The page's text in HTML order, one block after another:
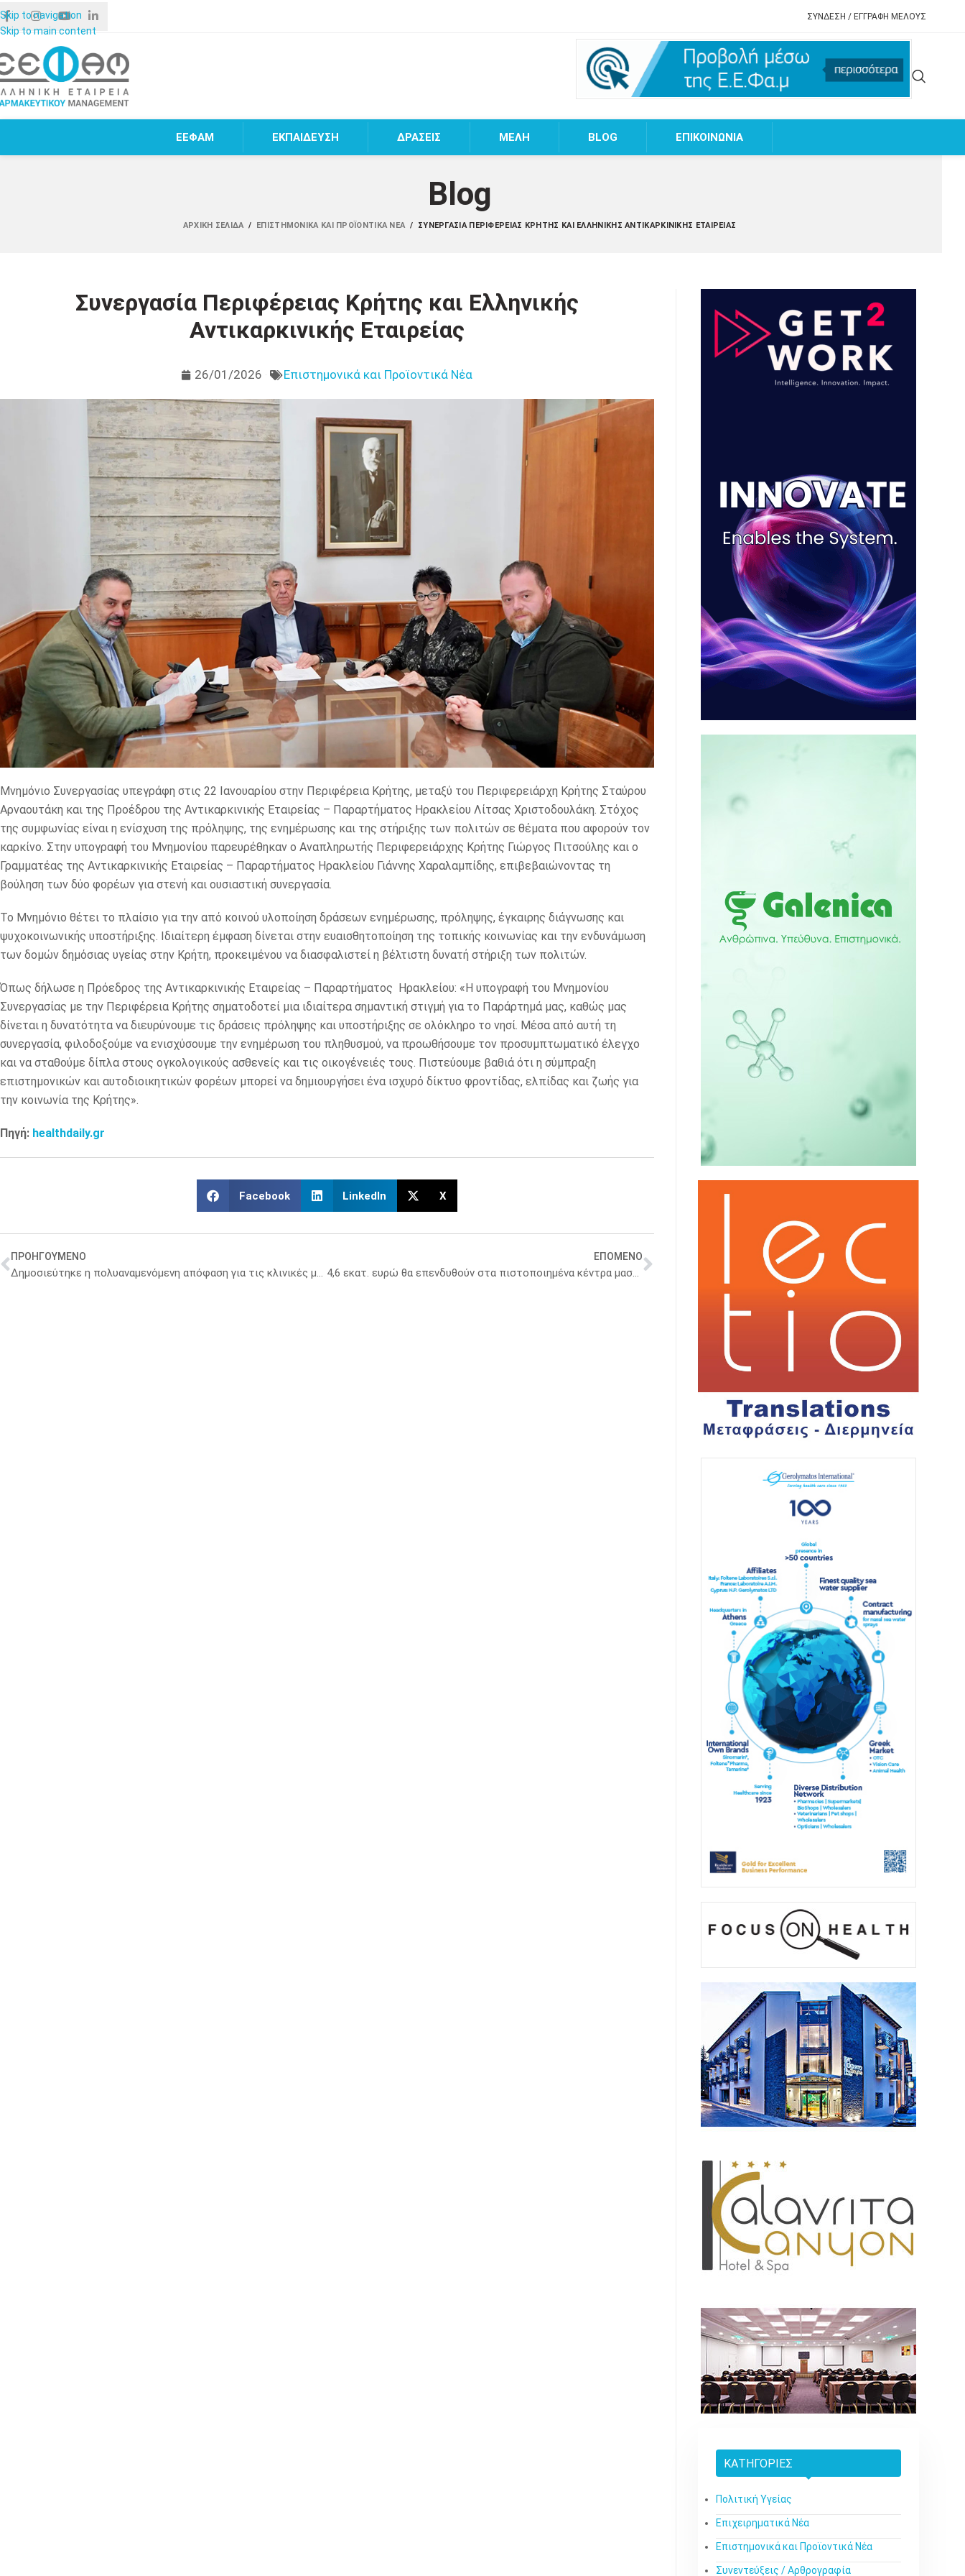
Skip to navigation
Skip to main content
ΣΥΝΔΕΣΗ / ΕΓΓΡΑΦΗ ΜΕΛΟΥΣ
ΕΕΦΑΜ ΕΚΠΑΙΔΕΥΣΗ ΔΡΑΣΕΙΣ MEΛΗ BLOG EΠΙΚΟΙΝΩΝΙΑ
Blog
ΑΡΧΙΚΉ ΣΕΛΊΔΑ / ΕΠΙΣΤΗΜΟΝΙΚΆ ΚΑΙ ΠΡΟΪΟΝΤΙΚΆ ΝΈΑ / ΣΥΝΕΡΓΑΣΊΑ ΠΕΡΙΦΈΡΕΙΑΣ ΚΡΉΤΗΣ ΚΑΙ ΕΛΛΗΝΙΚΉΣ ΑΝΤΙΚΑΡΚΙΝΙΚΉΣ ΕΤΑΙΡΕΊΑΣ
Συνεργασία Περιφέρειας Κρήτης και Ελληνικής
Αντικαρκινικής Εταιρείας
26/01/2026 Επιστημονικά και Προϊοντικά Νέα
Μνημόνιο Συνεργασίας υπεγράφη στις 22 Ιανουαρίου στην Περιφέρεια Κρήτης, μεταξύ του Περιφερειάρχη Κρήτης Σταύρου
Αρναουτάκη και της Προέδρου της Αντικαρκινικής Εταιρείας – Παραρτήματος Ηρακλείου Λίτσας Χριστοδουλάκη. Στόχος
της συμφωνίας είναι η ενίσχυση της πρόληψης, της ενημέρωσης και της στήριξης των πολιτών σε θέματα που αφορούν τον
καρκίνο. Στην υπογραφή του Μνημονίου παρευρέθηκαν ο Αναπληρωτής Περιφερειάρχης Κρήτης Γιώργος Πιτσούλης και ο
Γραμματέας της Αντικαρκινικής Εταιρείας – Παραρτήματος Ηρακλείου Γιάννης Χαραλαμπίδης, επιβεβαιώνοντας τη
βούληση των δύο φορέων για στενή και ουσιαστική συνεργασία.
Το Μνημόνιο θέτει το πλαίσιο για την από κοινού υλοποίηση δράσεων ενημέρωσης, πρόληψης, έγκαιρης διάγνωσης και
ψυχοκοινωνικής υποστήριξης. Ιδιαίτερη έμφαση δίνεται στην ευαισθητοποίηση της τοπικής κοινωνίας και την ενδυνάμωση
των δομών δημόσιας υγείας στην Κρήτη, προκειμένου να διασφαλιστεί η βέλτιστη δυνατή στήριξη των πολιτών.
Όπως δήλωσε η Πρόεδρος της Αντικαρκινικής Εταιρείας – Παραρτήματος Ηρακλείου: «Η υπογραφή του Μνημονίου
Συνεργασίας με την Περιφέρεια Κρήτης σηματοδοτεί μια ιδιαίτερα σημαντική στιγμή για το Παράρτημά μας, καθώς μας
δίνεται η δυνατότητα να διευρύνουμε τις δράσεις πρόληψης και υποστήριξης σε ολόκληρο το νησί. Μέσα από αυτή τη
συνεργασία, φιλοδοξούμε να ενισχύσουμε την ενημέρωση του πληθυσμού, να προωθήσουμε τον προσυμπτωματικό έλεγχο
και να σταθούμε δίπλα στους ογκολογικούς ασθενείς και τις οικογένειές τους. Πιστεύουμε βαθιά ότι η σύμπραξη
επιστημονικών και αυτοδιοικητικών φορέων μπορεί να δημιουργήσει ένα ισχυρό δίκτυο φροντίδας, ελπίδας και ζωής για
την κοινωνία της Κρήτης».
Πηγή: healthdaily.gr
Facebook LinkedIn X
ΠΡΟΗΓΟΥΜΕΝΟ
Δημοσιεύτηκε η πολυαναμενόμενη απόφαση για τις κλινικές μελέτες
ΕΠΟΜΕΝΟ
4,6 εκατ. ευρώ θα επενδυθούν στα πιστοποιημένα κέντρα μαστού
ΚΑΤΗΓΟΡΊΕΣ
Πολιτική Υγείας
Επιχειρηματικά Νέα
Επιστημονικά και Προϊοντικά Νέα
Συνεντεύξεις / Αρθρογραφία